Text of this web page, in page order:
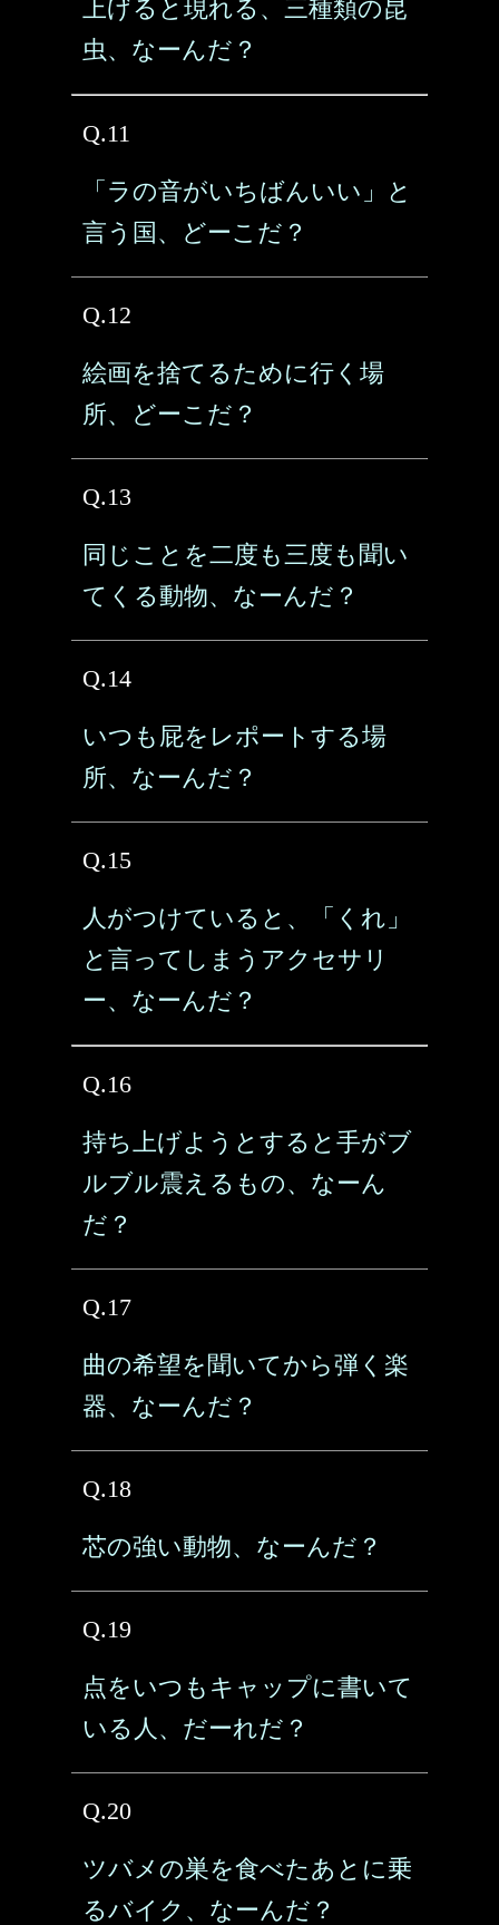
上げると現れる、三種類の昆
虫、なーんだ？
Q.11
「ラの音がいちばんいい」と
言う国、どーこだ？
Q.12
絵画を捨てるために行く場
所、どーこだ？
Q.13
同じことを二度も三度も聞い
てくる動物、なーんだ？
Q.14
いつも屁をレポートする場
所、なーんだ？
Q.15
人がつけていると、「くれ」
と言ってしまうアクセサリ
ー、なーんだ？
Q.16
持ち上げようとすると手がブ
ルブル震えるもの、なーん
だ？
Q.17
曲の希望を聞いてから弾く楽
器、なーんだ？
Q.18
芯の強い動物、なーんだ？
Q.19
点をいつもキャップに書いて
いる人、だーれだ？
Q.20
ツバメの巣を食べたあとに乗
るバイク、なーんだ？